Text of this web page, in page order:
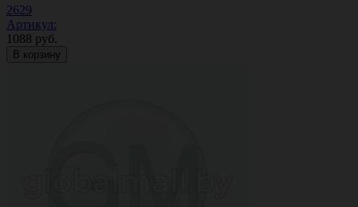
2629
Артикул:
1088 руб.
В корзину